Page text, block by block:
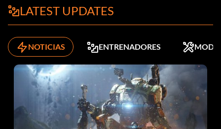
LATEST UPDATES
NOTICIAS ENTRENADORES MODS